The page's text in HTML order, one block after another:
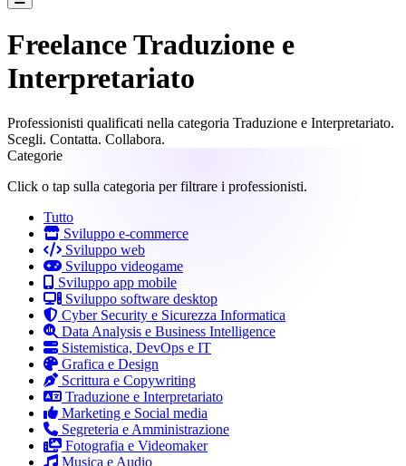
Freelance Traduzione e
Interpretariato
Professionisti qualificati nella categoria Traduzione e Interpretariato.
Scegli. Contatta. Collabora.
Categorie
Click o tap sulla categoria per filtrare i professionisti.
Tutto
Sviluppo e-commerce
Sviluppo web
Sviluppo videogame
Sviluppo app mobile
Sviluppo software desktop
Cyber Security e Sicurezza Informatica
Data Analysis e Business Intelligence
Sistemistica, DevOps e IT
Grafica e Design
Scrittura e Copywriting
Traduzione e Interpretariato
Marketing e Social media
Segreteria e Amministrazione
Fotografia e Videomaker
Musica e Audio